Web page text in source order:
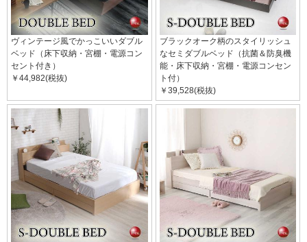
ヴィンテージ風でかっこいいダブル
ベッド（床下収納・宮棚・電源コン
セント付き）
￥44,982(税抜)
ブラックオーク柄のスタイリッシュ
なセミダブルベッド（抗菌＆防臭機
能・床下収納・宮棚・電源コンセン
ト付）
￥39,528(税抜)